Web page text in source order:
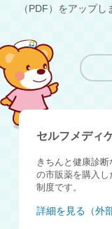
（PDF）をアップし
セルフメディ
きちんと健康診
の市販薬を購入
制度です。
詳細を見る（外